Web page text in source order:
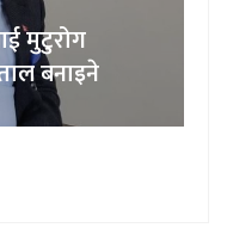
मुटुरोग
बनाइने